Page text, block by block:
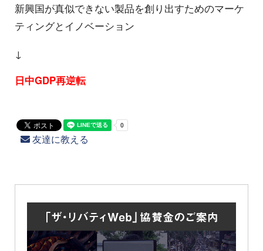
新興国が真似できない製品を創り出すためのマーケ
ティングとイノベーション
↓
日中GDP再逆転
友達に教える